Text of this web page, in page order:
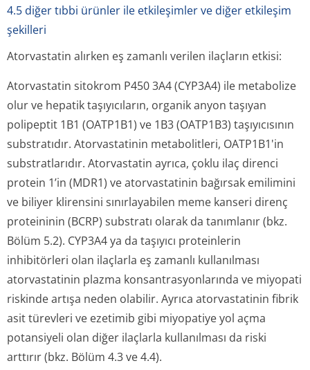
4.5 diğer tıbbi ürünler ile etkileşimler ve diğer etkileşim
şekilleri
Atorvastatin alırken eş zamanlı verilen ilaçların etkisi:
Atorvastatin sitokrom P450 3A4 (CYP3A4) ile metabolize
olur ve hepatik taşıyıcıların, organik anyon taşıyan
polipeptit 1B1 (OATP1B1) ve 1B3 (OATP1B3) taşıyıcısının
substratıdır. Atorvastatinin metabolitleri, OATP1B1'in
substratlarıdır. Atorvastatin ayrıca, çoklu ilaç direnci
protein 1’in (MDR1) ve atorvastatinin bağırsak emilimini
ve biliyer klirensini sınırlayabilen meme kanseri direnç
proteininin (BCRP) substratı olarak da tanımlanır (bkz.
Bölüm 5.2). CYP3A4 ya da taşıyıcı proteinlerin
inhibitörleri olan ilaçlarla eş zamanlı kullanılması
atorvastatinin plazma konsantrasyon­larında ve miyopati
riskinde artışa neden olabilir. Ayrıca atorvastatinin fibrik
asit türevleri ve ezetimib gibi miyopatiye yol açma
potansiyeli olan diğer ilaçlarla kullanılması da riski
arttırır (bkz. Bölüm 4.3 ve 4.4).